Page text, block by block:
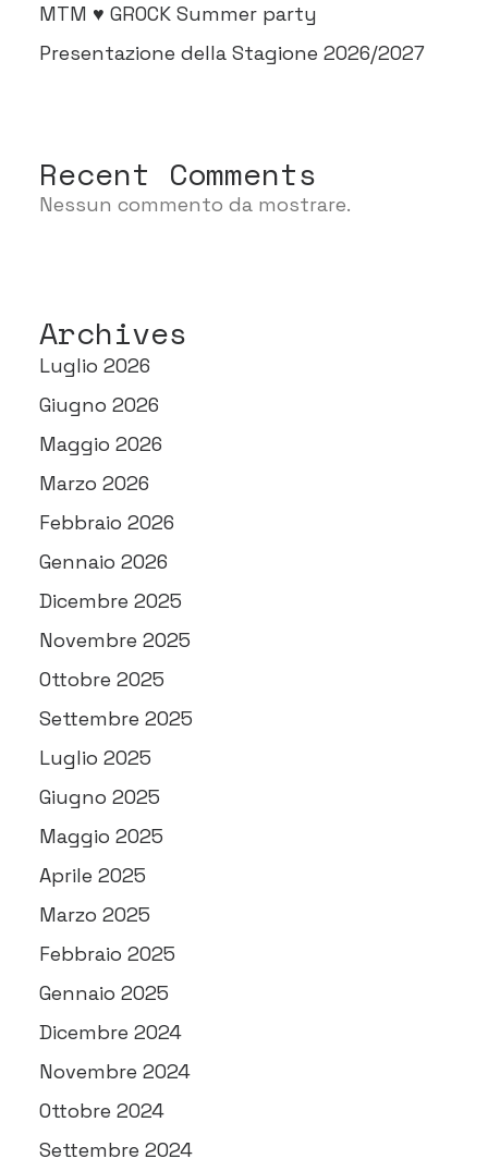
MTM ♥ GROCK Summer party
Presentazione della Stagione 2026/2027
Recent Comments
Nessun commento da mostrare.
Archives
Luglio 2026
Giugno 2026
Maggio 2026
Marzo 2026
Febbraio 2026
Gennaio 2026
Dicembre 2025
Novembre 2025
Ottobre 2025
Settembre 2025
Luglio 2025
Giugno 2025
Maggio 2025
Aprile 2025
Marzo 2025
Febbraio 2025
Gennaio 2025
Dicembre 2024
Novembre 2024
Ottobre 2024
Settembre 2024